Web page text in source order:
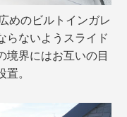
めのビルトインガレ
らないようスライド
境界にはお互いの目
。